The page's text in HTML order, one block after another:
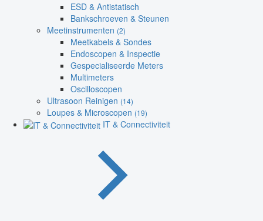
ESD & Antistatisch
Bankschroeven & Steunen
Meetinstrumenten (2)
Meetkabels & Sondes
Endoscopen & Inspectie
Gespecialiseerde Meters
Multimeters
Oscilloscopen
Ultrasoon Reinigen (14)
Loupes & Microscopen (19)
IT & Connectiviteit